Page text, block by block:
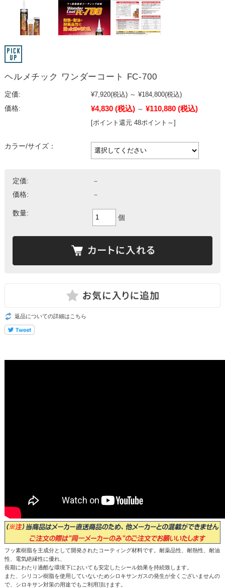
ヘルメチック ワンダーコート FC-700
定価: ¥7,920(税込) ～ ¥184,800(税込)
価格:
¥4,830 (税込) ～ ¥110,880 (税込)
[ポイント還元 48ポイント～]
カラー/サイズ：
定価:
－
価格:
－
数量:
個
返品についての詳細はこちら
フッ素樹脂を主成分として開発されたコーティング材料です。耐薬品性、耐熱性、耐油
性、電気絶縁性に優れ、
長期にわたり過酷な環境下においても安定したシール効果を持続致します。
また、シリコン樹脂を使用していないためシロキサンガスの発生が全くございませんの
で、シロキサン対策の用途でもご利用頂けます。